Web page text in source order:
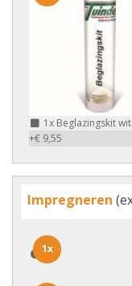
1x Beglazingskit wit
+€ 9,55
Impregneren
1x
1x